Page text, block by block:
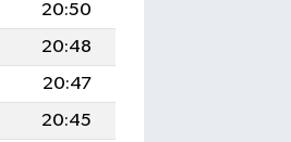
20:50
20:48
20:47
20:45